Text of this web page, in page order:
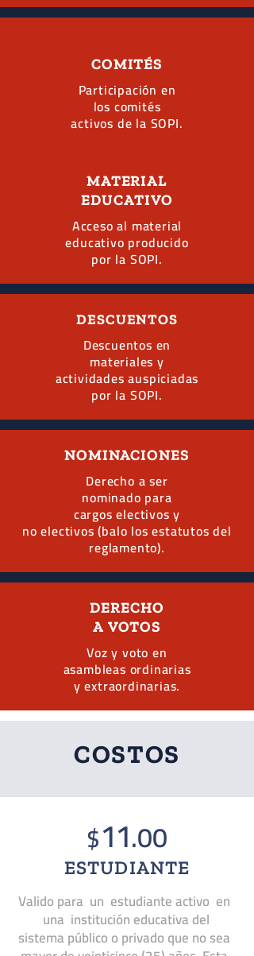
COMITÉS
Participación en
los comités
activos de la SOPI.
MATERIAL
EDUCATIVO
Acceso al material
educativo producido
por la SOPI.
DESCUENTOS
Descuentos en
materiales y
actividades auspiciadas
por la SOPI.
NOMINACIONES
Derecho a ser
nominado para
cargos electivos y
no electivos (balo los estatutos del
reglamento).
DERECHO
A VOTOS
Voz y voto en
asambleas ordinarias
y extraordinarias.
COSTOS
$11.00
ESTUDIANTE
Valido para un estudiante activo en
una institución educativa del
sistema público o privado que no sea